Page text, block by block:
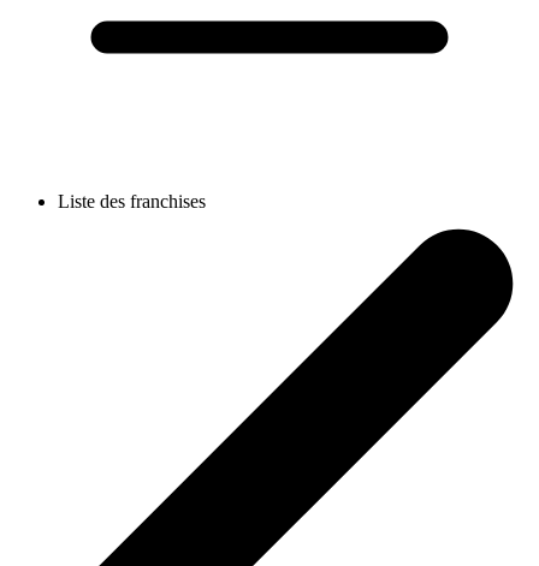
Liste des franchises